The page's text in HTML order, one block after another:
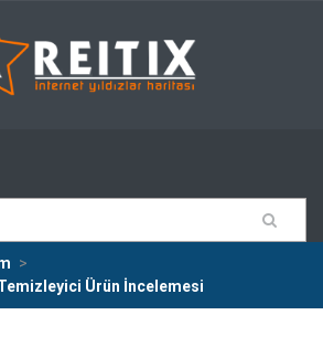
Ürün İncelemesi